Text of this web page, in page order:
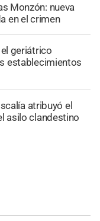
Monzón: nueva
en el crimen
geriátrico
establecimientos
atribuyó el
asilo clandestino